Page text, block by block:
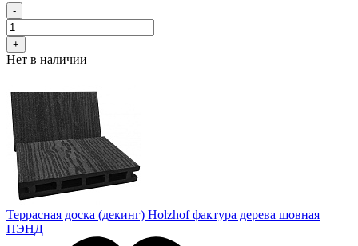
-
+
Нет в наличии
Террасная доска (декинг) Holzhof фактура дерева шовная
ПЭНД